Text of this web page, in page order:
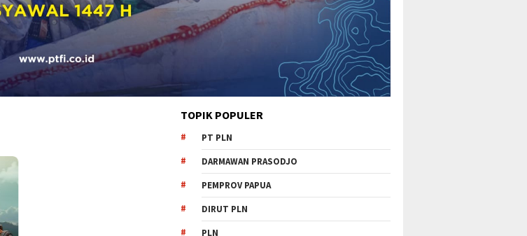
TOPIK POPULER
PT PLN
DARMAWAN PRASODJO
PEMPROV PAPUA
DIRUT PLN
PLN